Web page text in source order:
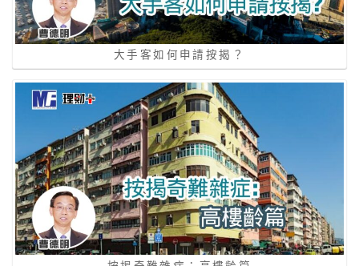
大手客如何申請按揭？